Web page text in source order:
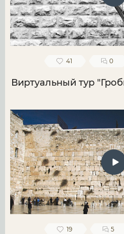
41 0
Виртуальный тур
19 5